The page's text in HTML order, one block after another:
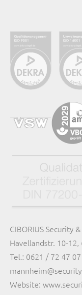
CIBORIUS Security
Havellandstr. 10-12,
Tel.: 0621 / 72 47
Website: